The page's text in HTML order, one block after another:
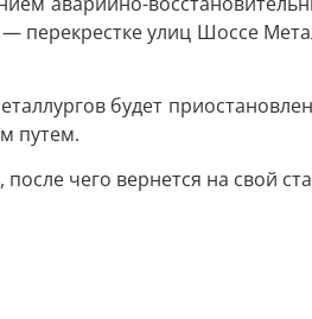
перекрестке улиц Шоссе
будет
путем.
чего вернется на свой